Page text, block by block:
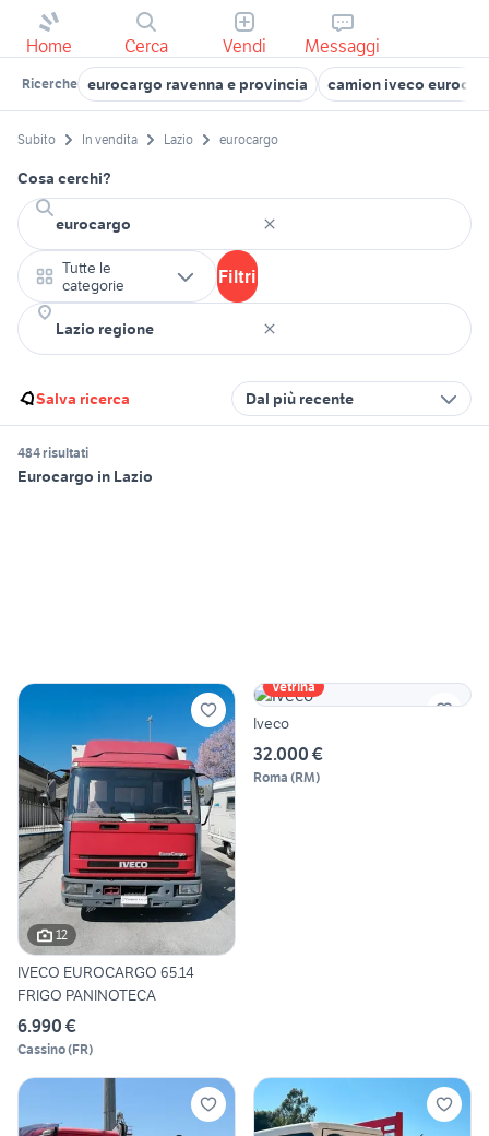
Home Cerca Vendi Messaggi
Ricerche eurocargo ravenna e provincia camion iveco
Subito In vendita Lazio eurocargo
Cosa cerchi?
Tutte le
categorie
Filtri
Salva ricerca Dal più recente
484 risultati
Eurocargo in Lazio
12
IVECO EUROCARGO 65.14
FRIGO PANINOTECA
6.990 €
Cassino(FR)
Vetrina
Iveco
32.000 €
Roma (RM)